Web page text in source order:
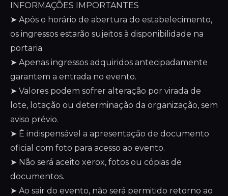
INFORMAÇÕES IMPORTANTES
➤ Após o horário de abertura do estabelecimento,
os ingressos estarão sujeitos à disponibilidade na
portaria.
➤ Apenas ingressos adquiridos antecipadamente
garantem a entrada no evento.
➤ Valores podem sofrer alteração por virada de
lote, lotação ou determinação da organização, sem
aviso prévio.
➤ É indispensável a apresentação de documento
oficial com foto para acesso ao evento.
➤ Não será aceito xerox, fotos ou cópias de
documentos.
➤ Ao sair do evento, não será permitido retorno ao